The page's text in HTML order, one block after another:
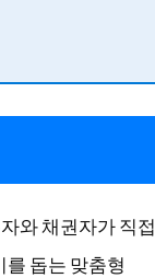
와 채권자가 직접
돕는 맞춤형